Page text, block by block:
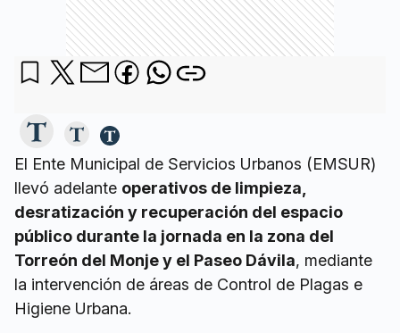
El Ente Municipal de Servicios Urbanos (EMSUR)
llevó adelante operativos de limpieza,
desratización y recuperación del espacio
público durante la jornada en la zona del
Torreón del Monje y el Paseo Dávila, mediante
la intervención de áreas de Control de Plagas e
Higiene Urbana.